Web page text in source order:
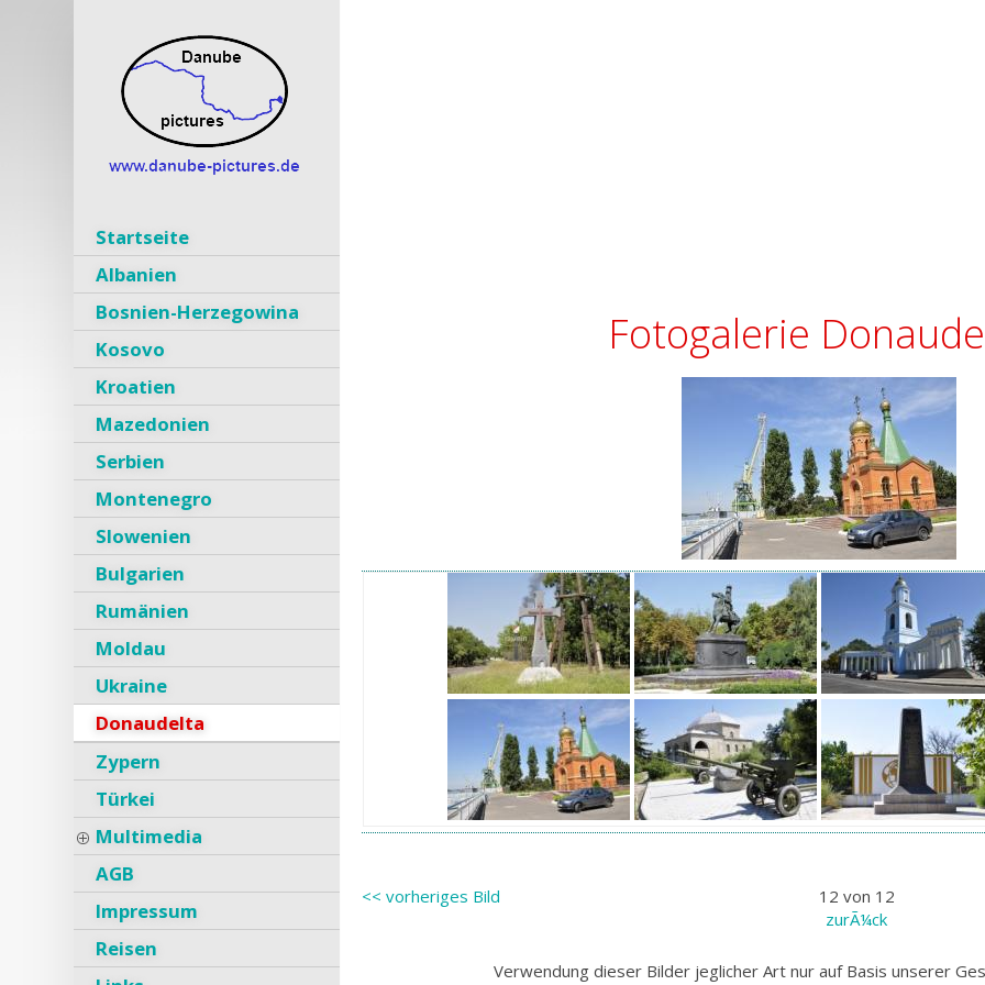
Startseite
Albanien
Bosnien-Herzegowina
Kosovo
Kroatien
Mazedonien
Serbien
Montenegro
Slowenien
Bulgarien
Rumänien
Moldau
Ukraine
Donaudelta
Zypern
Türkei
Multimedia
AGB
Impressum
Reisen
Fotogalerie
<< vorheriges Bild
12 von 12
zurÃ¼ck
Verwendung dieser Bilder jeglicher Art nur auf Basis unserer